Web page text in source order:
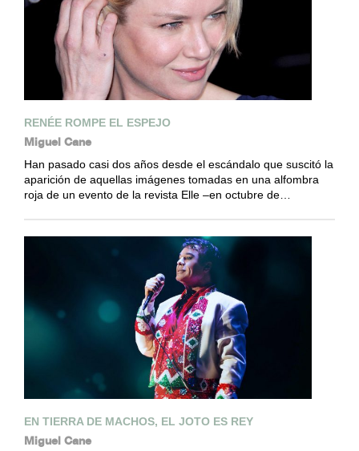
RENÉE ROMPE EL ESPEJO
Miguel Cane
Han pasado casi dos años desde el escándalo que suscitó la
aparición de aquellas imágenes tomadas en una alfombra
roja de un evento de la revista Elle –en octubre de…
EN TIERRA DE MACHOS, EL JOTO ES REY
Miguel Cane